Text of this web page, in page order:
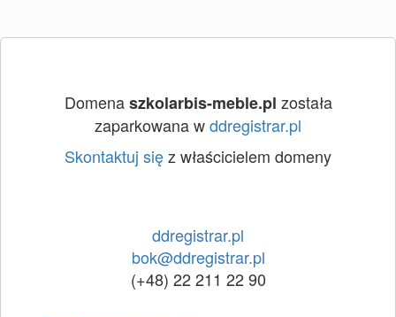
Domenaszkolarbis-meble.pl została
zaparkowana wddregistrar.pl
Skontaktuj sięz właścicielem domeny
ddregistrar.pl
bok@ddregistrar.pl
(+48) 22 211 22 90